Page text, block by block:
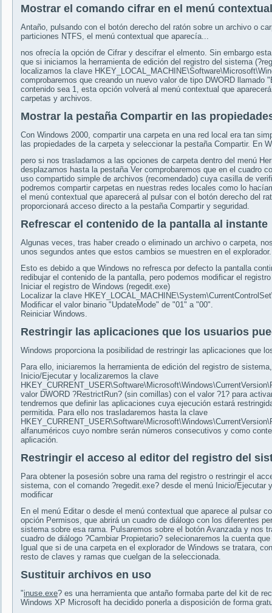
Mostrar el comando cifrar en el menú contextual
Antaño, pulsando con el botón derecho del ratón sobre un archivo o
particiones NTFS, el menú contextual que aparecía...
nos ofrecía la opción de Cifrar y descifrar el elmento. Sin embargo
que si iniciamos la herramienta de edición del registro del sistema
localizamos la clave
comprobaremos que creando un nuevo valor de tipo DWORD
contenido sea 1, esta opción volverá al menú contextual que
carpetas y archivos.
Mostrar la pestaña Compartir en las
Con Windows 2000, compartir una carpeta en una red local era tan
las propiedades de la carpeta y seleccionar la pestaña Compartir. En
pero si nos trasladamos a las opciones de carpeta dentro del menú
desplazamos hasta la pestaña Ver comprobaremos que en el cuadro
uso compartido simple de archivos (recomendado) cuya casilla de
podremos compartir carpetas en nuestras redes locales como lo
el menú contextual que aparecerá al pulsar con el botón derecho del
proporcionará acceso directo a la pestaña Compartir y seguridad.
Refrescar el contenido de la pantalla al instante
Algunas veces, tras haber creado o eliminado un archivo o carpeta,
unos segundos antes que estos cambios se muestren en el
Esto es debido a que Windows no refresca por defecto la pantalla
redibujar el contenido de la pantalla, pero podemos modificar el
Iniciar el registro de Windows (regedit.exe)
Localizar la clave
Modificar el valor binario "UpdateMode" de "01" a "00".
Reiniciar Windows.
Restringir las aplicaciones que los usuarios
Windows proporciona la posibilidad de restringir las aplicaciones que
Para ello, iniciaremos la herramienta de edición del registro de
Inicio/Ejecutar y localizaremos la clave
valor DWORD ?RestrictRun? (sin comillas) con el valor ?1? para
tendremos que definir las aplicaciones cuya ejecución estará
permitida. Para ello nos trasladaremos hasta la clave
alfanuméricos cuyo nombre serán números consecutivos y como
aplicación.
Restringir el acceso al editor del registro del
Para obtener la posesión sobre una rama del registro o restringir el
sistema, con el comando ?regedit.exe? desde el menú Inicio/Ejecutar
modificar
En el menú Editar o desde el menú contextual que aparece al pulsar
opción Permisos, que abrirá un cuadro de diálogo con los diferentes
sistema sobre esa rama. Pulsaremos sobre el botón Avanzada y nos
cuadro de diálogo ?Cambiar Propietario? selecionaremos la cuenta
Igual que si de una carpeta en el explorador de Windows se tratara,
resto de claves y ramas que cuelgan de la seleccionada.
Sustituir archivos en uso
"inuse.exe? es una herramienta que antaño formaba parte del kit de
Windows XP Microsoft ha decidido ponerla a disposición de forma